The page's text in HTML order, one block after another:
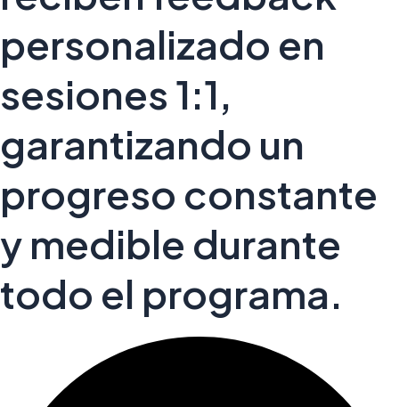
personalizado en
sesiones 1:1,
garantizando un
progreso constante
y medible durante
todo el programa.